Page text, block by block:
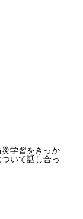
学習をきっか
いて話し合っ